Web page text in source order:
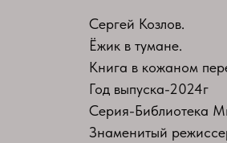
Сергей Козлов.
Ёжик в тумане.
Книга в кожаном
Год выпуска-2024г
Серия-Библиотека
Знаменитый